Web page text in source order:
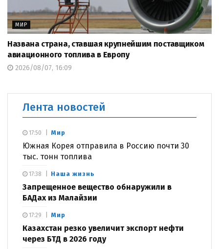
МИР
Названа страна, ставшая крупнейшим поставщиком
авиационного топлива в Европу
2026/08/07, 16:09
Лента новостей
Мир
Южная Корея отправила в Россию почти 30
тыс. тонн топлива
17:50
Наша жизнь
Запрещенное вещество обнаружили в
БАДах из Малайзии
17:38
Мир
Казахстан резко увеличит экспорт нефти
через БТД в 2026 году
17:29